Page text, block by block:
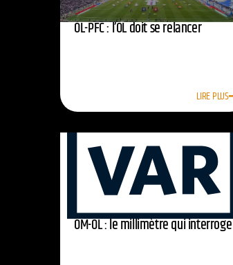
OL-PFC : l’OL doit se relancer
LIRE PLUS
OM-OL : le millimètre qui interroge